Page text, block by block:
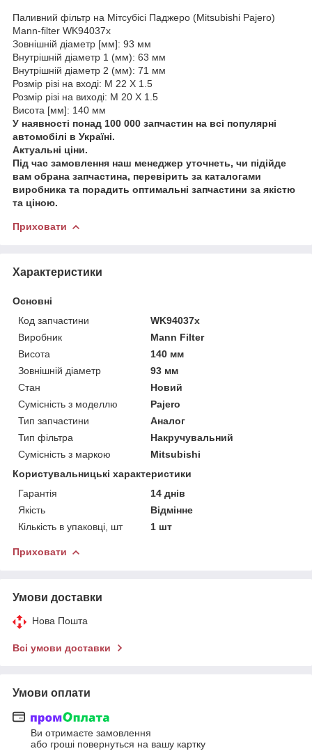
Паливний фільтр на Мітсубісі Паджеро (Mitsubishi Pajero)
Mann-filter WK94037x
Зовнішній діаметр [мм]: 93 мм
Внутрішній діаметр 1 (мм): 63 мм
Внутрішній діаметр 2 (мм): 71 мм
Розмір різі на вході: M 22 X 1.5
Розмір різі на виході: M 20 X 1.5
Висота [мм]: 140 мм
У наявності понад 100 000 запчастин на всі популярні
автомобілі в Україні.
Актуальні ціни.
Під час замовлення наш менеджер уточнеть, чи підійде
вам обрана запчастина, перевірить за каталогами
виробника та порадить оптимальні запчастини за якістю
та ціною.
Приховати
Характеристики
Основні
Код запчастини
WK94037x
Виробник
Mann Filter
Висота
140 мм
Зовнішній діаметр
93 мм
Стан
Новий
Сумісність з моделлю
Pajero
Тип запчастини
Аналог
Тип фільтра
Накручувальний
Сумісність з маркою
Mitsubishi
Користувальницькі характеристики
Гарантія
14 днів
Якість
Відмінне
Кількість в упаковці, шт
1 шт
Приховати
Умови доставки
Нова Пошта
Всі умови доставки
Умови оплати
Ви отримаєте замовлення
або гроші повернуться на вашу картку